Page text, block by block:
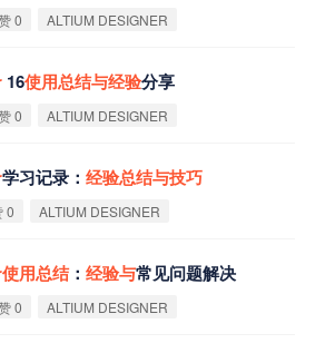
0 ALTIUM DESIGNER
16使用总结与经验分享
0 ALTIUM DESIGNER
学习记录： 经验总结与技巧
0 ALTIUM DESIGNER
使用总结： 经验与常见问题解决
0 ALTIUM DESIGNER